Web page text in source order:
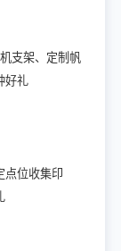
支架、定制帆
好礼
点位收集印